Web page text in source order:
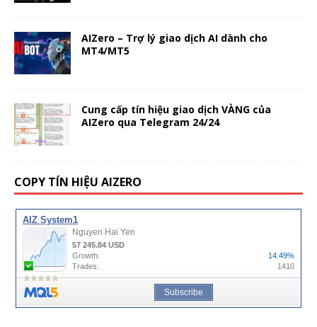
AIZero – Trợ lý giao dịch AI dành cho
MT4/MT5
Cung cấp tín hiệu giao dịch VÀNG của
AIZero qua Telegram 24/24
COPY TÍN HIỆU AIZERO